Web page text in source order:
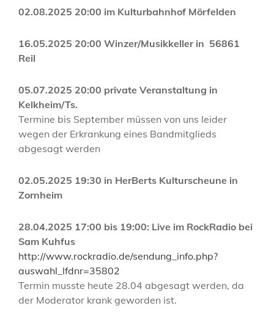
02.08.2025 20:00 im Kulturbahnhof Mörfelden
16.05.2025 20:00 Winzer/Musikkeller in 56861
Reil
05.07.2025 20:00 private Veranstaltung in
Kelkheim/Ts.
Termine bis September müssen von uns leider
wegen der Erkrankung eines Bandmitglieds
abgesagt werden
02.05.2025 19:30 in HerBerts Kulturscheune in
Zornheim
28.04.2025 17:00 bis 19:00: Live im RockRadio bei
Sam Kuhfus
http://www.rockradio.de/sendung_info.php?
auswahl_lfdnr=35802
Termin musste heute 28.04 abgesagt werden, da
der Moderator krank geworden ist.